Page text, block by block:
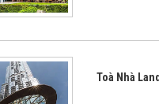
Toà Nhà